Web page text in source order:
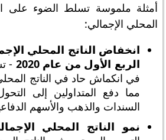
أمثلة ملموسة تسلط الضوء على
المحلي الإجمالي:
انخفاض الناتج المحلي
الربع الأول من عام 2020
في انكماش حاد في الناتج
مما دفع المتداولين إلى
السندات والذهب والأسهم
نمو الناتج المحلي